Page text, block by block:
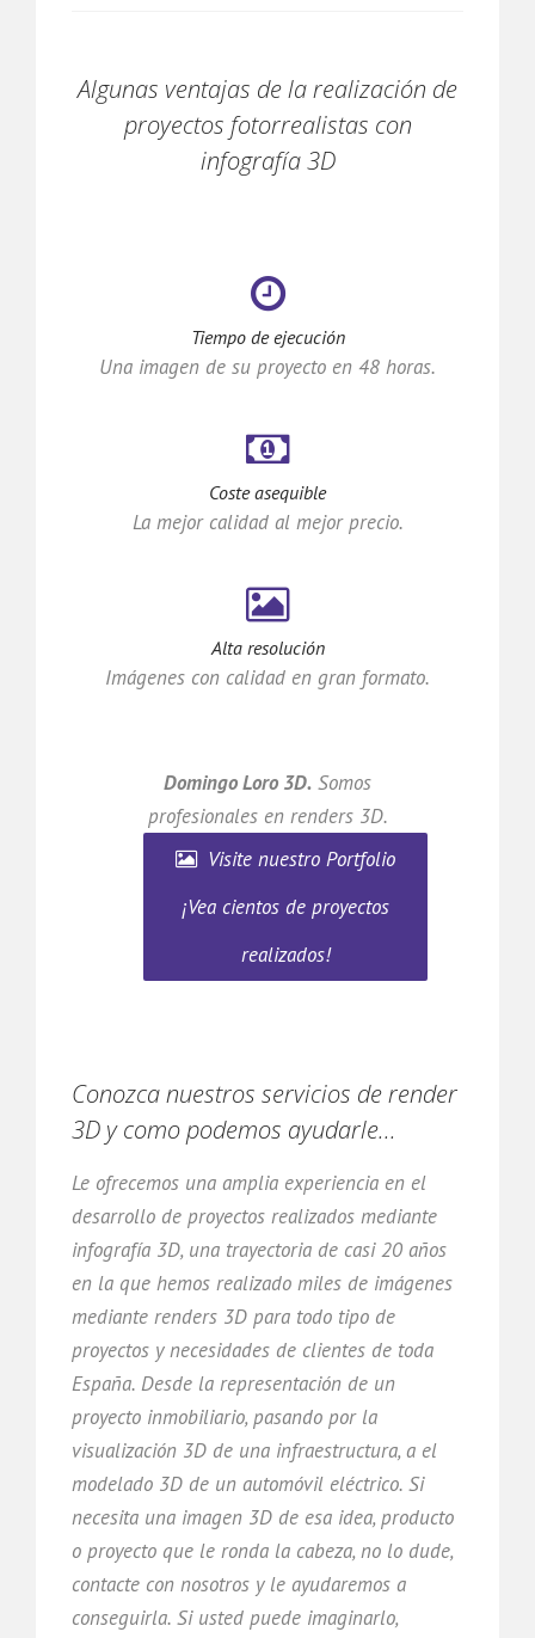
Algunas ventajas de la realización de
proyectos fotorrealistas con
infografía 3D
Tiempo de ejecución
Una imagen de su proyecto en 48 horas.
Coste asequible
La mejor calidad al mejor precio.
Alta resolución
Imágenes con calidad en gran formato.
Domingo Loro 3D. Somos
profesionales en renders 3D.
Visite nuestro Portfolio
¡Vea cientos de proyectos
realizados!
Conozca nuestros servicios de render
3D y como podemos ayudarle...
Le ofrecemos una amplia experiencia en el
desarrollo de proyectos realizados mediante
infografía 3D, una trayectoria de casi 20 años
en la que hemos realizado miles de imágenes
mediante renders 3D para todo tipo de
proyectos y necesidades de clientes de toda
España. Desde la representación de un
proyecto inmobiliario, pasando por la
visualización 3D de una infraestructura, a el
modelado 3D de un automóvil eléctrico. Si
necesita una imagen 3D de esa idea, producto
o proyecto que le ronda la cabeza, no lo dude,
contacte con nosotros y le ayudaremos a
conseguirla. Si usted puede imaginarlo,